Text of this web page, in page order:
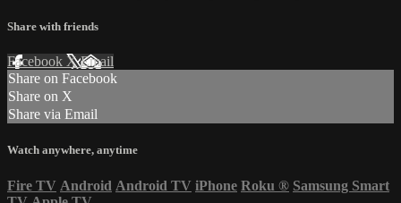
Share with friends
Facebook XEmail
Share on Facebook
Share on X
Share via Email
Watch anywhere, anytime
Fire TV Android Android TV iPhone Roku ® Samsung Smart